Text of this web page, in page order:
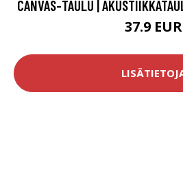
CANVAS-TAULU |
37.9 EUR